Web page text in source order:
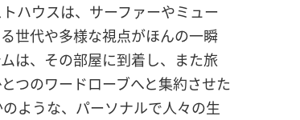
ハウスは、サーファーやミュー
世代や多様な視点がほんの一瞬
は、その部屋に到着し、また旅
つのワードローブへと集約させた
ような、パーソナルで人々の生